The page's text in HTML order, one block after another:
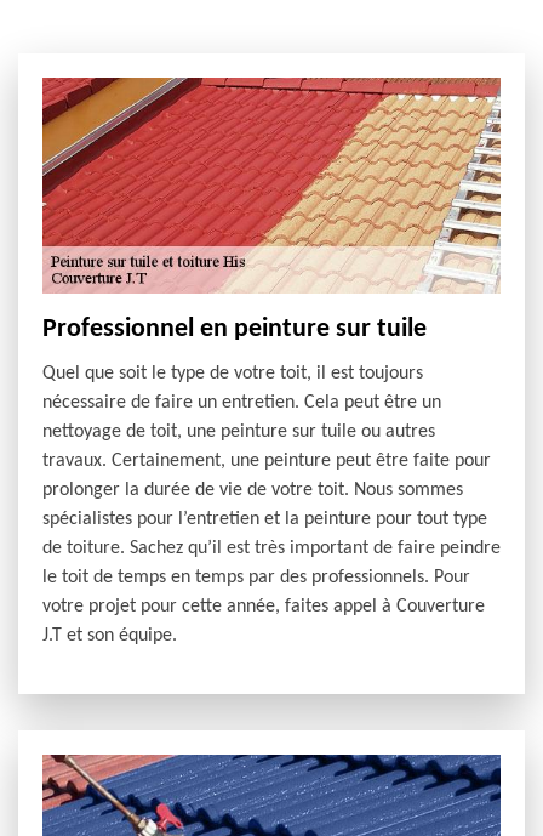
Professionnel en peinture sur tuile
Quel que soit le type de votre toit, il est toujours
nécessaire de faire un entretien. Cela peut être un
nettoyage de toit, une peinture sur tuile ou autres
travaux. Certainement, une peinture peut être faite pour
prolonger la durée de vie de votre toit. Nous sommes
spécialistes pour l’entretien et la peinture pour tout type
de toiture. Sachez qu’il est très important de faire peindre
le toit de temps en temps par des professionnels. Pour
votre projet pour cette année, faites appel à Couverture
J.T et son équipe.